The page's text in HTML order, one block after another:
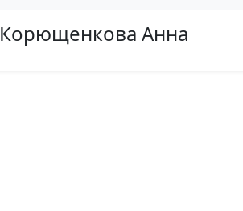
Корющенкова Анна